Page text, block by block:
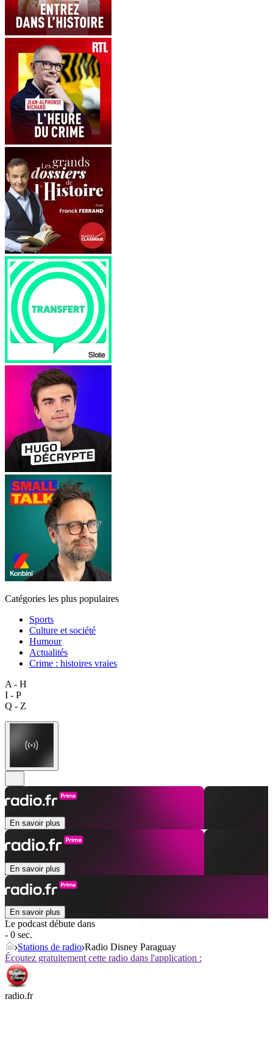
Catégories les plus populaires
Sports
Culture et société
Humour
Actualités
Crime : histoires vraies
A - H
I - P
Q - Z
En savoir plus
En savoir plus
En savoir plus
Le podcast débute dans
- 0 sec.
Stations de radio Radio Disney Paraguay
Écoutez gratuitement cette radio dans l'application :
radio.fr